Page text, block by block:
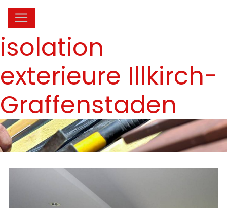
isolation
exterieure Illkirch-
Graffenstaden
Panneau de gestion des cookies